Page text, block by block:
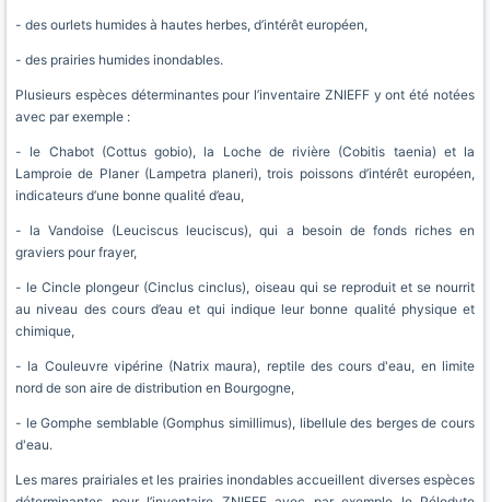
- des ourlets humides à hautes herbes, d’intérêt européen,
- des prairies humides inondables.
Plusieurs espèces déterminantes pour l’inventaire ZNIEFF y ont été notées
avec par exemple :
- le Chabot (Cottus gobio), la Loche de rivière (Cobitis taenia) et la
Lamproie de Planer (Lampetra planeri), trois poissons d’intérêt européen,
indicateurs d’une bonne qualité d’eau,
- la Vandoise (Leuciscus leuciscus), qui a besoin de fonds riches en
graviers pour frayer,
- le Cincle plongeur (Cinclus cinclus), oiseau qui se reproduit et se nourrit
au niveau des cours d’eau et qui indique leur bonne qualité physique et
chimique,
- la Couleuvre vipérine (Natrix maura), reptile des cours d'eau, en limite
nord de son aire de distribution en Bourgogne,
- le Gomphe semblable (Gomphus simillimus), libellule des berges de cours
d'eau.
Les mares prairiales et les prairies inondables accueillent diverses espèces